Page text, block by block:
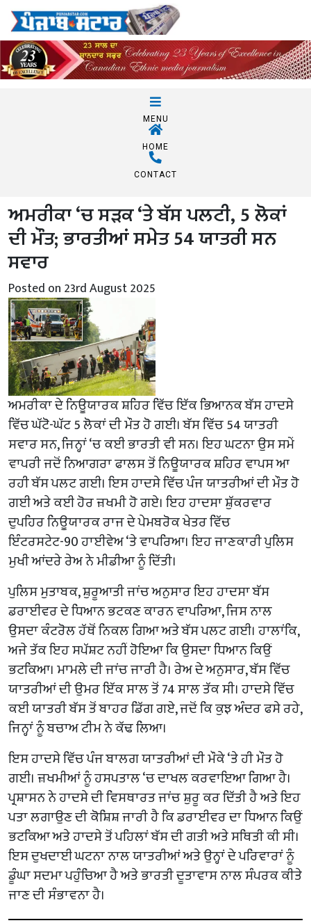
MENU
HOME
CONTACT
ਅਮਰੀਕਾ ‘ਚ ਸੜਕ ‘ਤੇ ਬੱਸ ਪਲਟੀ, 5 ਲੋਕਾਂ
ਦੀ ਮੌਤ; ਭਾਰਤੀਆਂ ਸਮੇਤ 54 ਯਾਤਰੀ ਸਨ
ਸਵਾਰ
Posted on 23rd August 2025
ਅਮਰੀਕਾ ਦੇ ਨਿਊਯਾਰਕ ਸ਼ਹਿਰ ਵਿੱਚ ਇੱਕ ਭਿਆਨਕ ਬੱਸ ਹਾਦਸੇ
ਵਿੱਚ ਘੱਟੋ-ਘੱਟ 5 ਲੋਕਾਂ ਦੀ ਮੌਤ ਹੋ ਗਈ। ਬੱਸ ਵਿੱਚ 54 ਯਾਤਰੀ
ਸਵਾਰ ਸਨ, ਜਿਨ੍ਹਾਂ ‘ਚ ਕਈ ਭਾਰਤੀ ਵੀ ਸਨ। ਇਹ ਘਟਨਾ ਉਸ ਸਮੇਂ
ਵਾਪਰੀ ਜਦੋਂ ਨਿਆਗਰਾ ਫਾਲਸ ਤੋਂ ਨਿਊਯਾਰਕ ਸ਼ਹਿਰ ਵਾਪਸ ਆ
ਰਹੀ ਬੱਸ ਪਲਟ ਗਈ। ਇਸ ਹਾਦਸੇ ਵਿੱਚ ਪੰਜ ਯਾਤਰੀਆਂ ਦੀ ਮੌਤ ਹੋ
ਗਈ ਅਤੇ ਕਈ ਹੋਰ ਜ਼ਖਮੀ ਹੋ ਗਏ। ਇਹ ਹਾਦਸਾ ਸ਼ੁੱਕਰਵਾਰ
ਦੁਪਹਿਰ ਨਿਊਯਾਰਕ ਰਾਜ ਦੇ ਪੇਮਬਰੋਕ ਖੇਤਰ ਵਿੱਚ
ਇੰਟਰਸਟੇਟ-90 ਹਾਈਵੇਅ ‘ਤੇ ਵਾਪਰਿਆ। ਇਹ ਜਾਣਕਾਰੀ ਪੁਲਿਸ
ਮੁਖੀ ਆਂਦਰੇ ਰੇਅ ਨੇ ਮੀਡੀਆ ਨੂੰ ਦਿੱਤੀ।
ਪੁਲਿਸ ਮੁਤਾਬਕ, ਸ਼ੁਰੂਆਤੀ ਜਾਂਚ ਅਨੁਸਾਰ ਇਹ ਹਾਦਸਾ ਬੱਸ
ਡਰਾਈਵਰ ਦੇ ਧਿਆਨ ਭਟਕਣ ਕਾਰਨ ਵਾਪਰਿਆ, ਜਿਸ ਨਾਲ
ਉਸਦਾ ਕੰਟਰੋਲ ਹੱਥੋਂ ਨਿਕਲ ਗਿਆ ਅਤੇ ਬੱਸ ਪਲਟ ਗਈ। ਹਾਲਾਂਕਿ,
ਅਜੇ ਤੱਕ ਇਹ ਸਪੱਸ਼ਟ ਨਹੀਂ ਹੋਇਆ ਕਿ ਉਸਦਾ ਧਿਆਨ ਕਿਉਂ
ਭਟਕਿਆ। ਮਾਮਲੇ ਦੀ ਜਾਂਚ ਜਾਰੀ ਹੈ। ਰੇਅ ਦੇ ਅਨੁਸਾਰ, ਬੱਸ ਵਿੱਚ
ਯਾਤਰੀਆਂ ਦੀ ਉਮਰ ਇੱਕ ਸਾਲ ਤੋਂ 74 ਸਾਲ ਤੱਕ ਸੀ। ਹਾਦਸੇ ਵਿੱਚ
ਕਈ ਯਾਤਰੀ ਬੱਸ ਤੋਂ ਬਾਹਰ ਡਿੱਗ ਗਏ, ਜਦੋਂ ਕਿ ਕੁਝ ਅੰਦਰ ਫਸੇ ਰਹੇ,
ਜਿਨ੍ਹਾਂ ਨੂੰ ਬਚਾਅ ਟੀਮ ਨੇ ਕੱਢ ਲਿਆ।
ਇਸ ਹਾਦਸੇ ਵਿੱਚ ਪੰਜ ਬਾਲਗ ਯਾਤਰੀਆਂ ਦੀ ਮੌਕੇ ‘ਤੇ ਹੀ ਮੌਤ ਹੋ
ਗਈ। ਜ਼ਖਮੀਆਂ ਨੂੰ ਹਸਪਤਾਲ ‘ਚ ਦਾਖਲ ਕਰਵਾਇਆ ਗਿਆ ਹੈ।
ਪ੍ਰਸ਼ਾਸਨ ਨੇ ਹਾਦਸੇ ਦੀ ਵਿਸਥਾਰਤ ਜਾਂਚ ਸ਼ੁਰੂ ਕਰ ਦਿੱਤੀ ਹੈ ਅਤੇ ਇਹ
ਪਤਾ ਲਗਾਉਣ ਦੀ ਕੋਸ਼ਿਸ਼ ਜਾਰੀ ਹੈ ਕਿ ਡਰਾਈਵਰ ਦਾ ਧਿਆਨ ਕਿਉਂ
ਭਟਕਿਆ ਅਤੇ ਹਾਦਸੇ ਤੋਂ ਪਹਿਲਾਂ ਬੱਸ ਦੀ ਗਤੀ ਅਤੇ ਸਥਿਤੀ ਕੀ ਸੀ।
ਇਸ ਦੁਖਦਾਈ ਘਟਨਾ ਨਾਲ ਯਾਤਰੀਆਂ ਅਤੇ ਉਨ੍ਹਾਂ ਦੇ ਪਰਿਵਾਰਾਂ ਨੂੰ
ਡੂੰਘਾ ਸਦਮਾ ਪਹੁੰਚਿਆ ਹੈ ਅਤੇ ਭਾਰਤੀ ਦੂਤਾਵਾਸ ਨਾਲ ਸੰਪਰਕ ਕੀਤੇ
ਜਾਣ ਦੀ ਸੰਭਾਵਨਾ ਹੈ।